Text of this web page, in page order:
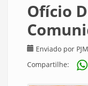
Ofício
Enviado por
Compartilhe: